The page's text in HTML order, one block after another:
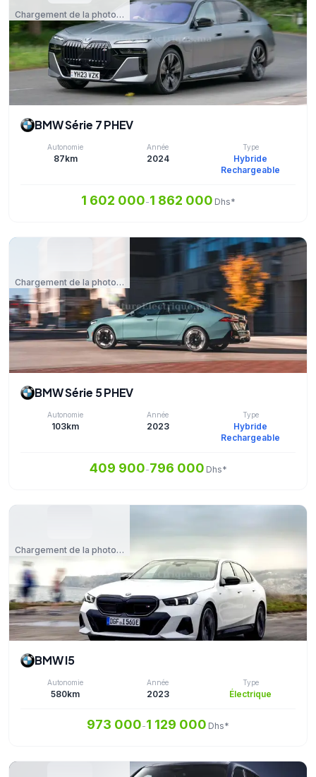
Chargement de la photo…
BMW Série 7 PHEV
Autonomie
87km
Année
2024
Type
Hybride
Rechargeable
1 602 000-1 862 000 Dhs*
Chargement de la photo…
BMW Série 5 PHEV
Autonomie
103km
Année
2023
Type
Hybride
Rechargeable
409 900-796 000 Dhs*
Chargement de la photo…
BMW I5
Autonomie
580km
Année
2023
Type
Électrique
973 000-1 129 000 Dhs*